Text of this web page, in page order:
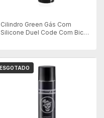
Cilindro Green Gás Com
Silicone Duel Code Com Bico
ESGOTADO